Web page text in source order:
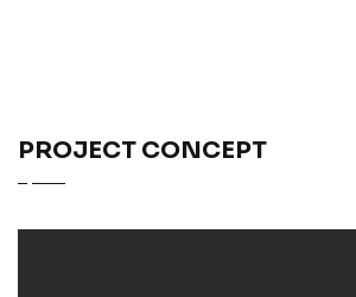
PROJECT CONCEPT